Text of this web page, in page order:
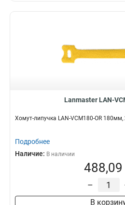
Lanmaster LAN-
Хомут-липучка LAN-VCM180-OR
Подробнее
Наличие: В наличии
488,09
–
В